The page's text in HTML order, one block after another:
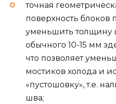
точная
поверхность блоков
уменьшить толщину
обычного 10-15 мм
что позволяет
мостиков холода и
«пустошовку», т.е.
шва;